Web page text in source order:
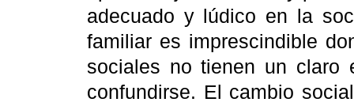
adecuado y lúdico en la
familiar es imprescindible
sociales no tienen un claro
confundirse. El cambio